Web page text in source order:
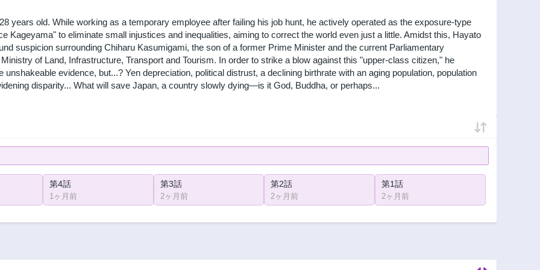
years old. While working as a temporary employee after failing his job hunt, he actively operated as the exposure-type
Kageyama" to eliminate small injustices and inequalities, aiming to correct the world even just a little. Amidst this, Hayato
suspicion surrounding Chiharu Kasumigami, the son of a former Prime Minister and the current Parliamentary
of Land, Infrastructure, Transport and Tourism. In order to strike a blow against this "upper-class citizen," he
unshakeable evidence, but...? Yen depreciation, political distrust, a declining birthrate with an aging population, population
disparity... What will save Japan, a country slowly dying—is it God, Buddha, or perhaps...
第4話
1ヶ月前
第3話
2ヶ月前
第2話
2ヶ月前
第1話
2ヶ月前